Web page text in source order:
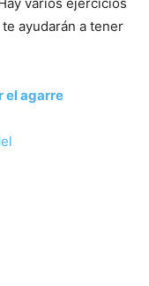
ayudarán a tener
el agarre